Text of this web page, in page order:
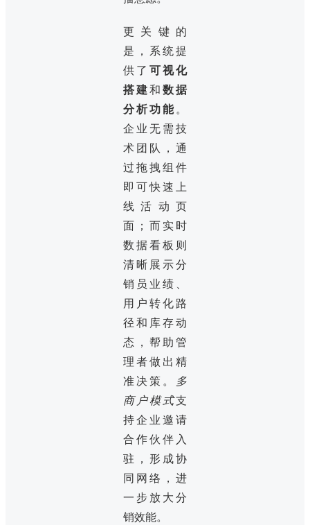
更关键的
是，系统提
供了 可视化
搭建和 数据
分析功能 。
企业无需技
术团队，通
过拖拽组件
即可快速上
线活动页
面；而实时
数据看板则
清晰展示分
销员业绩、
用户转化路
径和库存动
态，帮助管
理者做出精
准决策。
多
商户模式支
持企业邀请
合作伙伴入
驻，形成协
同网络，进
一步放大分
销效能。